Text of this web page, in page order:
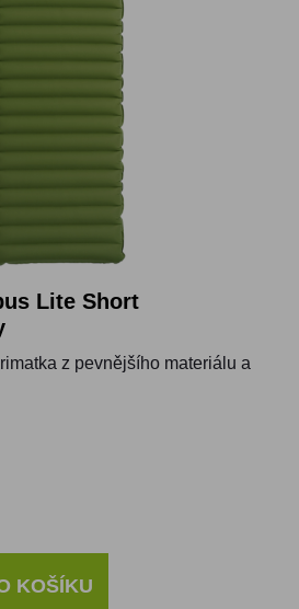
z pevnějšího materiálu a
KOŠÍKU